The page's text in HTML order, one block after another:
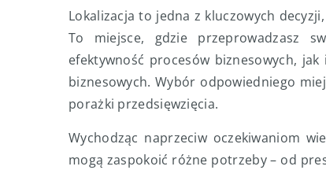
Lokalizacja to jedna z kluczowych
To miejsce, gdzie przeprowadzasz
efektywność procesów biznesowych,
biznesowych. Wybór odpowiedniego
porażki przedsięwzięcia.
Wychodząc naprzeciw oczekiwaniom
mogą zaspokoić różne potrzeby – od